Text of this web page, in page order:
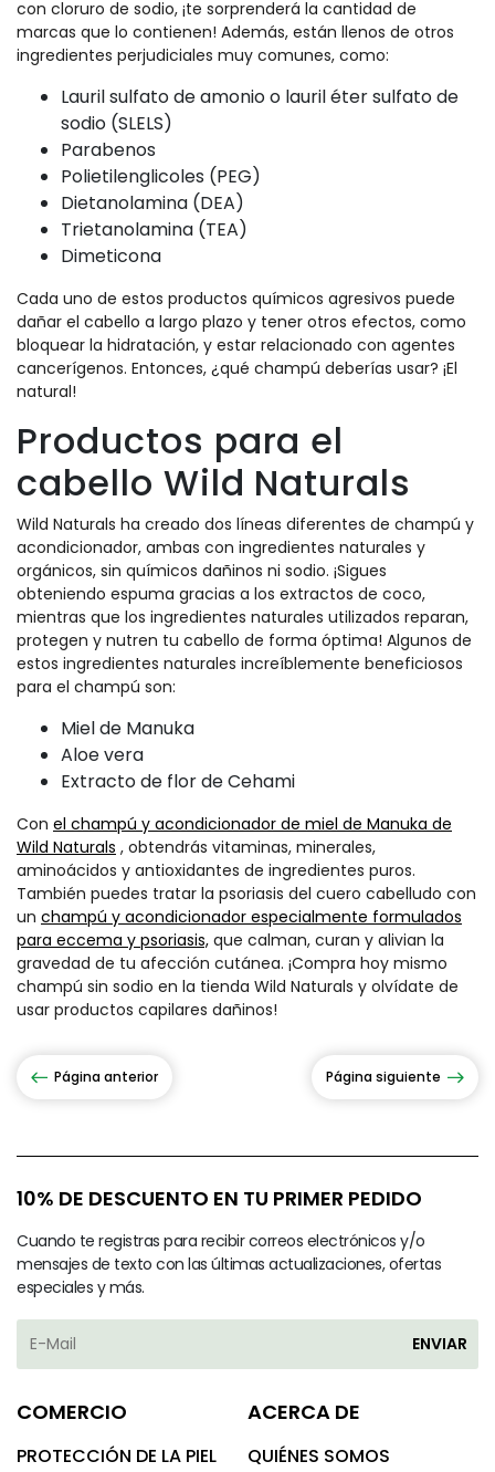
con cloruro de sodio, ¡te sorprenderá la cantidad de
marcas que lo contienen! Además, están llenos de otros
ingredientes perjudiciales muy comunes, como:
Lauril sulfato de amonio o lauril éter sulfato de
sodio (SLELS)
Parabenos
Polietilenglicoles (PEG)
Dietanolamina (DEA)
Trietanolamina (TEA)
Dimeticona
Cada uno de estos productos químicos agresivos puede
dañar el cabello a largo plazo y tener otros efectos, como
bloquear la hidratación, y estar relacionado con agentes
cancerígenos. Entonces, ¿qué champú deberías usar? ¡El
natural!
Productos para el
cabello Wild Naturals
Wild Naturals ha creado dos líneas diferentes de champú y
acondicionador, ambas con ingredientes naturales y
orgánicos, sin químicos dañinos ni sodio. ¡Sigues
obteniendo espuma gracias a los extractos de coco,
mientras que los ingredientes naturales utilizados reparan,
protegen y nutren tu cabello de forma óptima! Algunos de
estos ingredientes naturales increíblemente beneficiosos
para el champú son:
Miel de Manuka
Aloe vera
Extracto de flor de Cehami
Con el champú y acondicionador de miel de Manuka de
Wild Naturals , obtendrás vitaminas, minerales,
aminoácidos y antioxidantes de ingredientes puros.
También puedes tratar la psoriasis del cuero cabelludo con
un champú y acondicionador especialmente formulados
para eccema y psoriasis, que calman, curan y alivian la
gravedad de tu afección cutánea. ¡Compra hoy mismo
champú sin sodio en la tienda Wild Naturals y olvídate de
usar productos capilares dañinos!
Página anterior Página siguiente
10% DE DESCUENTO EN TU PRIMER PEDIDO
Cuando te registras para recibir correos electrónicos y/o
mensajes de texto con las últimas actualizaciones, ofertas
especiales y más.
ENVIAR
COMERCIO
PROTECCIÓN DE LA PIEL
ACERCA DE
QUIÉNES SOMOS